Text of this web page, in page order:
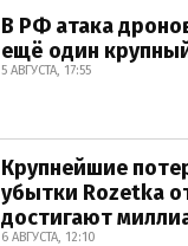
В РФ атака
ещё один
5 АВГУСТА, 17:55
Крупнейшие
убытки Rozetka
достигают
6 АВГУСТА, 12:10